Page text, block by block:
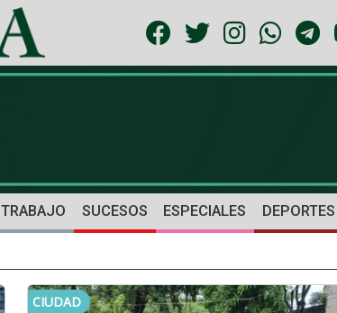
TRABAJO SUCESOS ESPECIALES DEPORTES
CIUDAD